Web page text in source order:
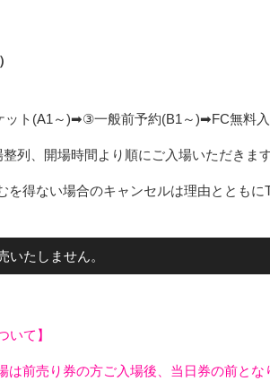
ト(A1～)➡③一般前予約(B1～)➡FC無料
列、開場時間より順にご入場いただきます
得ない場合のキャンセルは理由ととも
いたしません。
いて】
前売り券の方ご入場後、当日券の前とな